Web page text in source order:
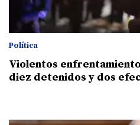
Política
Violentos
diez detenidos y dos